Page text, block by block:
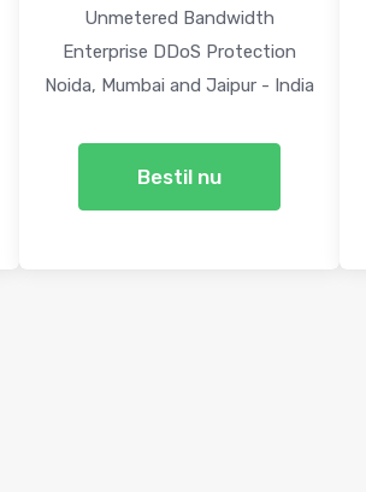
Unmetered Bandwidth
Enterprise DDoS Protection
Noida, Mumbai and Jaipur - India
Bestil nu